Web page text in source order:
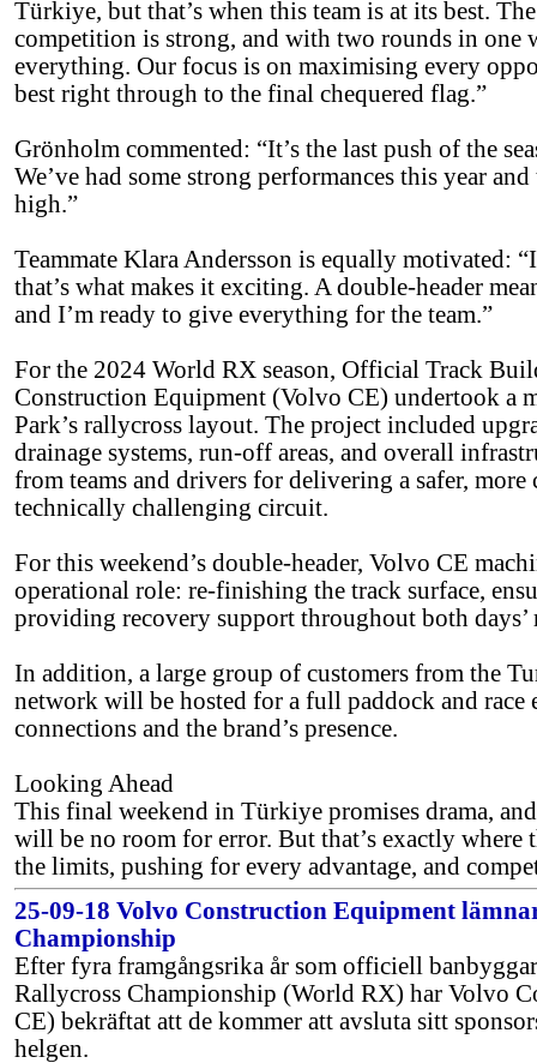
Türkiye, but that’s when this team is at its best.
competition is strong, and with two rounds in one
everything. Our focus is on maximising every
best right through to the final chequered flag.”
Grönholm commented: “It’s the last push of the
We’ve had some strong performances this year
high.”
Teammate Klara Andersson is equally motivated:
that’s what makes it exciting. A double-header
and I’m ready to give everything for the team.”
For the 2024 World RX season, Official Track
Construction Equipment (Volvo CE) undertook a
Park’s rallycross layout. The project included
drainage systems, run-off areas, and overall
from teams and drivers for delivering a safer, more
technically challenging circuit.
For this weekend’s double-header, Volvo CE
operational role: re-finishing the track surface,
providing recovery support throughout both days’
In addition, a large group of customers from the
network will be hosted for a full paddock and race
connections and the brand’s presence.
Looking Ahead
This final weekend in Türkiye promises drama,
will be no room for error. But that’s exactly where
the limits, pushing for every advantage, and
25-09-18 Volvo Construction Equipment
Championship
Efter fyra framgångsrika år som officiell
Rallycross Championship (World RX) har Volvo
CE) bekräftat att de kommer att avsluta sitt
helgen.